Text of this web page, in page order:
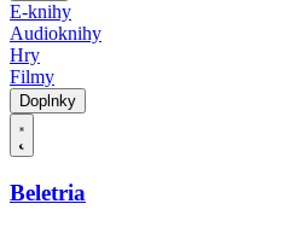
E-knihy
Audioknihy
Hry
Filmy
Doplnky
Beletria